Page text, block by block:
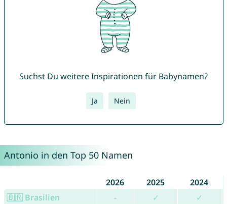
Suchst Du weitere Inspirationen für Babynamen?
Ja Nein
Antonio in den Top 50 Namen
2026 2025
2024
🇧🇷 Brasilien
- ✓
✓